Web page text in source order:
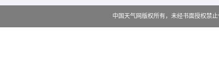
中国天气网版权所有，未经书面授权